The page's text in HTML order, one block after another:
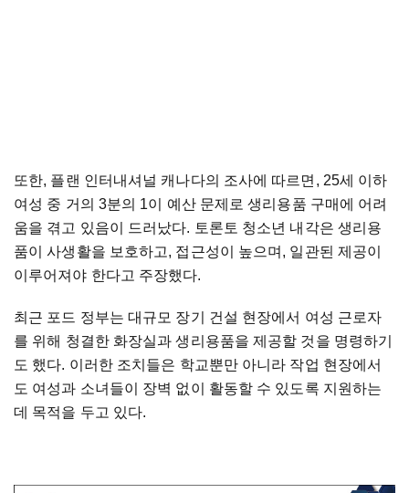
또한, 플랜 인터내셔널 캐나다의 조사에 따르면, 25세 이하
여성 중 거의 3분의 1이 예산 문제로 생리용품 구매에 어려
움을 겪고 있음이 드러났다. 토론토 청소년 내각은 생리용
품이 사생활을 보호하고, 접근성이 높으며, 일관된 제공이
이루어져야 한다고 주장했다.
최근 포드 정부는 대규모 장기 건설 현장에서 여성 근로자
를 위해 청결한 화장실과 생리용품을 제공할 것을 명령하기
도 했다. 이러한 조치들은 학교뿐만 아니라 작업 현장에서
도 여성과 소녀들이 장벽 없이 활동할 수 있도록 지원하는
데 목적을 두고 있다.